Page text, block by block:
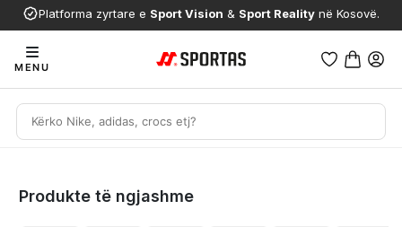
Platforma zyrtare e Sport Vision & Sport Reality në Kosovë.
MENU
Produkte të ngjashme